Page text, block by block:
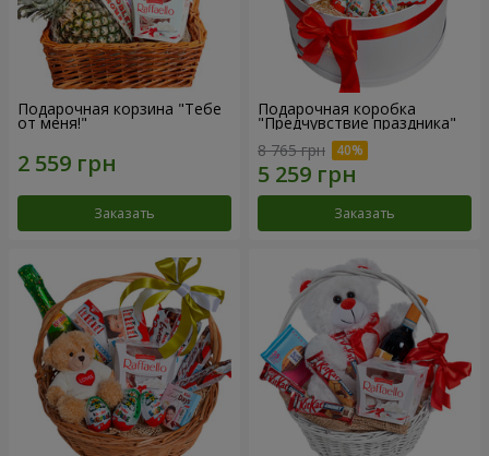
Подарочная корзина "Тебе
от меня!"
Заказать
Подарочная коробка
"Предчувствие праздника"
8 765 грн
Заказать